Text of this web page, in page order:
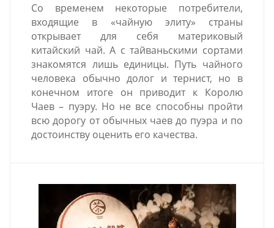
Со временем некоторые потребители,
входящие в «чайную элиту» страны
открывает для себя материковый
китайский чай. А с тайваньскими сортами
знакомятся лишь единицы. Путь чайного
человека обычно долог и тернист, но в
конечном итоге он приводит к Королю
Чаев – пуэру. Но не все способны пройти
всю дорогу от обычных чаев до пуэра и по
достоинству оценить его качества.